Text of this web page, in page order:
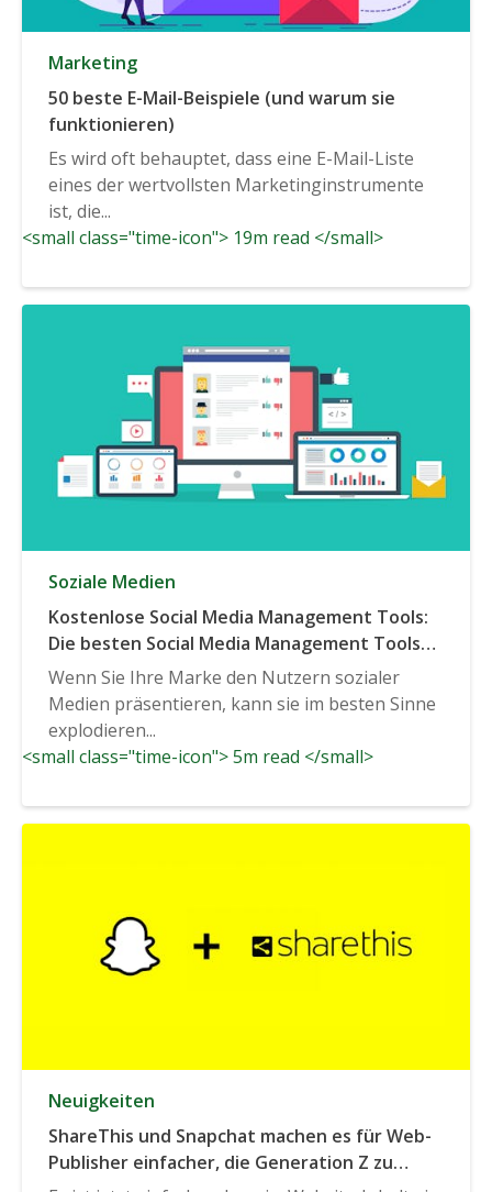
Marketing
50 beste E-Mail-Beispiele (und warum sie
funktionieren)
Es wird oft behauptet, dass eine E-Mail-Liste
eines der wertvollsten Marketinginstrumente
ist, die...
<small class="time-icon"> 19m read </small>
Soziale Medien
Kostenlose Social Media Management Tools:
Die besten Social Media Management Tools
für die Verwaltung Ihrer Kampagnen
Wenn Sie Ihre Marke den Nutzern sozialer
Medien präsentieren, kann sie im besten Sinne
explodieren...
<small class="time-icon"> 5m read </small>
Neuigkeiten
ShareThis und Snapchat machen es für Web-
Publisher einfacher, die Generation Z zu